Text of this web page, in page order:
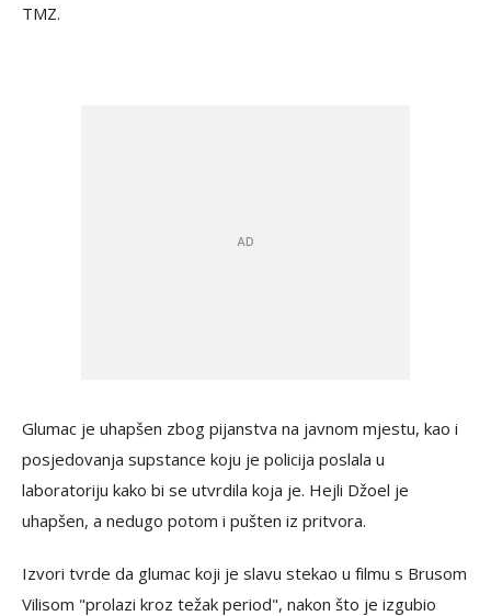
TMZ.
Glumac je uhapšen zbog pijanstva na javnom mjestu, kao i
posjedovanja supstance koju je policija poslala u
laboratoriju kako bi se utvrdila koja je. Hejli Džoel je
uhapšen, a nedugo potom i pušten iz pritvora.
Izvori tvrde da glumac koji je slavu stekao u filmu s Brusom
Vilisom "prolazi kroz težak period", nakon što je izgubio